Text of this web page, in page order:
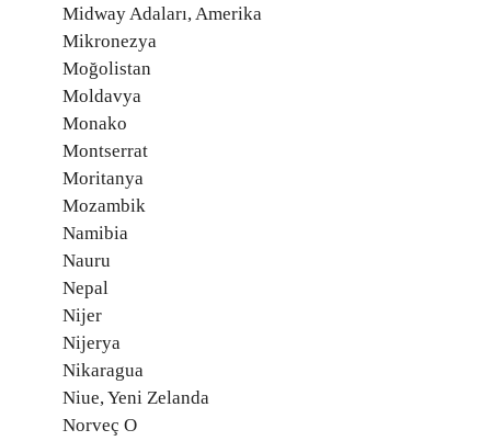
Midway Adaları, Amerika
Mikronezya
Moğolistan
Moldavya
Monako
Montserrat
Moritanya
Mozambik
Namibia
Nauru
Nepal
Nijer
Nijerya
Nikaragua
Niue, Yeni Zelanda
Norveç O